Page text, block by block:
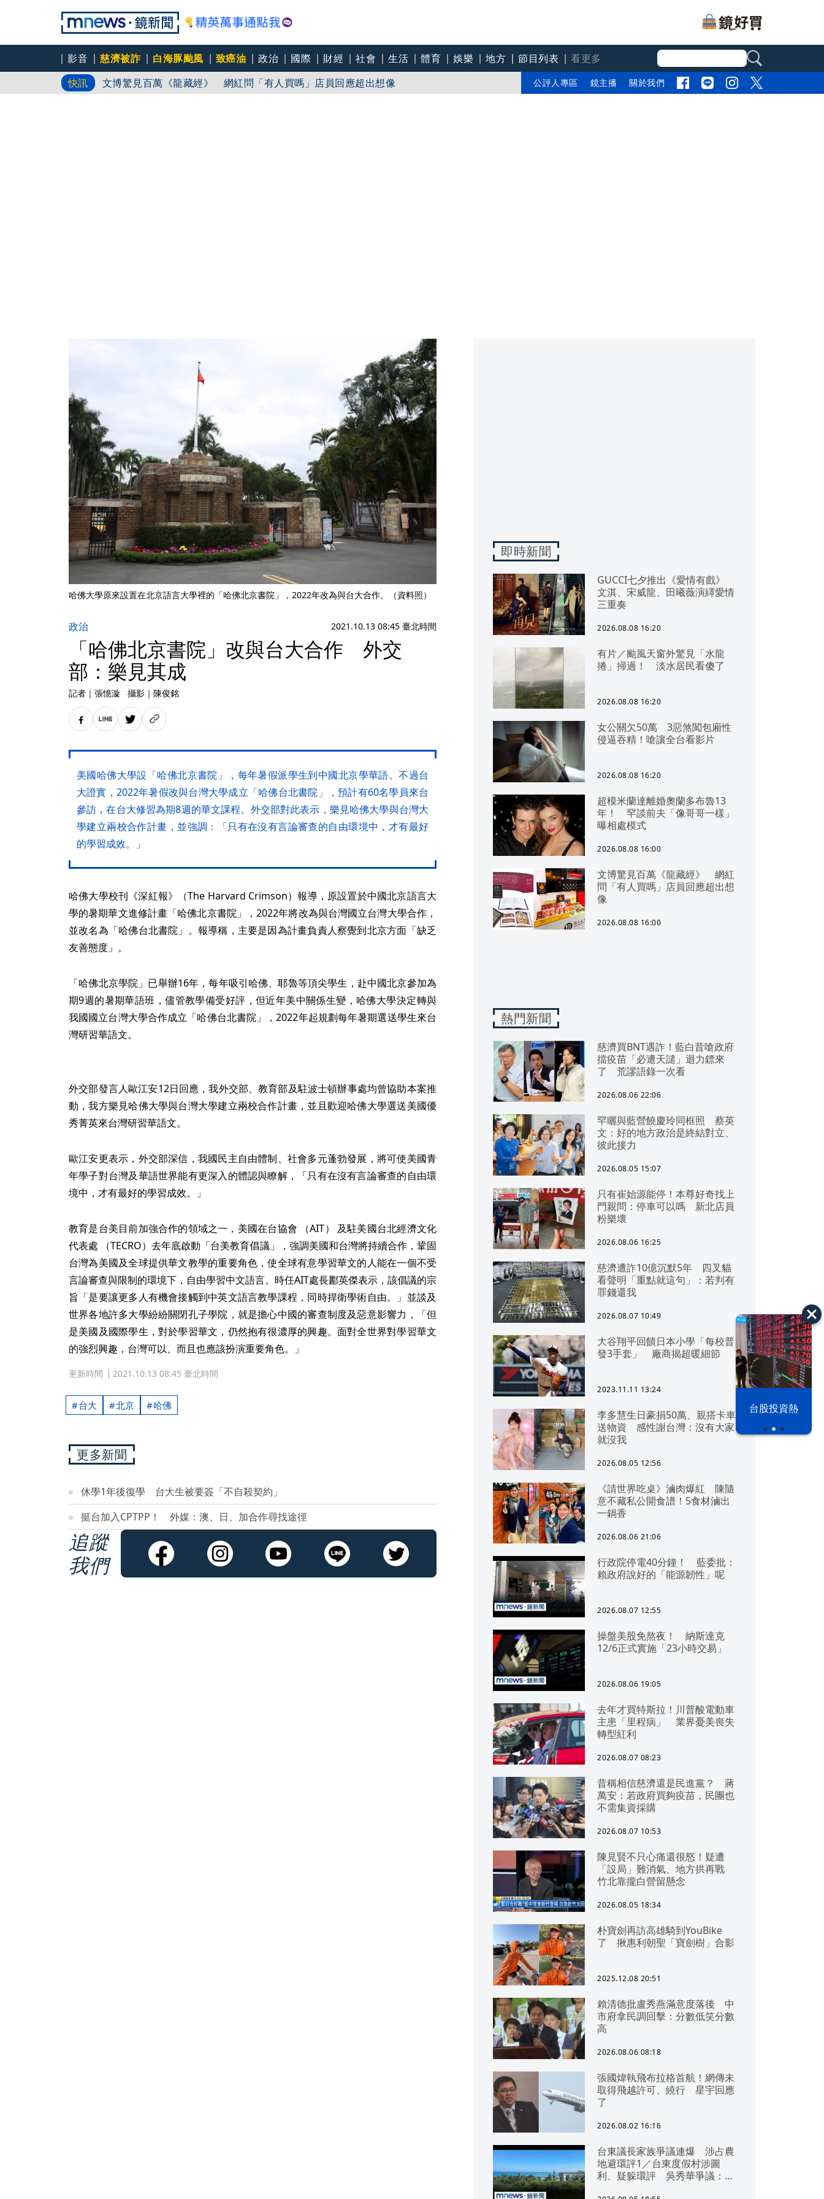
影音 慈濟被詐 白海豚颱風 致癌油 政治 國際 財經 社會 生活 體育 娛樂 地方 節目列表
看更多
快訊
文博驚見百萬《龍藏經》 網紅問「有人買嗎」店員回應超出想像
酒駕加毒駕危險上路 北市大安警一週連破2起「雙駕」
公評人專區 鏡主播 關於我們
漢光42演習 台股投資熱
哈佛大學原來設置在北京語言大學裡的「哈佛北京書院」，2022年改為與台大合作。（資料照）
政治 2021.10.13 08:45 臺北時間
「哈佛北京書院」改與台大合作 外交
部：樂見其成
記者 ｜ 張憶漩 攝影 ｜ 陳俊銘
美國哈佛大學設「哈佛北京書院」，每年暑假派學生到中國北京學華語。不過台
大證實，2022年暑假改與台灣大學成立「哈佛台北書院」，預計有60名學員來台
參訪，在台大修習為期8週的華文課程。外交部對此表示，樂見哈佛大學與台灣大
學建立兩校合作計畫，並強調：「只有在沒有言論審查的自由環境中，才有最好
的學習成效。」
哈佛大學校刊《深紅報》（The Harvard Crimson）報導，原設置於中國北京語言大
學的暑期華文進修計畫「哈佛北京書院」，2022年將改為與台灣國立台灣大學合作，
並改名為「哈佛台北書院」。報導稱，主要是因為計畫負責人察覺到北京方面「缺乏
友善態度」。
「哈佛北京學院」已舉辦16年，每年吸引哈佛、耶魯等頂尖學生，赴中國北京參加為
期9週的暑期華語班，儘管教學備受好評，但近年美中關係生變，哈佛大學決定轉與
我國國立台灣大學合作成立「哈佛台北書院」，2022年起規劃每年暑期選送學生來台
灣研習華語文。
外交部發言人歐江安12日回應，我外交部、教育部及駐波士頓辦事處均曾協助本案推
動，我方樂見哈佛大學與台灣大學建立兩校合作計畫，並且歡迎哈佛大學選送美國優
秀菁英來台灣研習華語文。
歐江安更表示，外交部深信，我國民主自由體制、社會多元蓬勃發展，將可使美國青
年學子對台灣及華語世界能有更深入的體認與瞭解，「只有在沒有言論審查的自由環
境中，才有最好的學習成效。」
教育是台美目前加強合作的領域之一，美國在台協會 （AIT） 及駐美國台北經濟文化
代表處 （TECRO）去年底啟動「台美教育倡議」，強調美國和台灣將持續合作，鞏固
台灣為美國及全球提供華文教學的重要角色，使全球有意學習華文的人能在一個不受
言論審查與限制的環境下，自由學習中文語言。時任AIT處長酈英傑表示，該倡議的宗
旨「是要讓更多人有機會接觸到中英文語言教學課程，同時捍衛學術自由。」並談及
世界各地許多大學紛紛關閉孔子學院，就是擔心中國的審查制度及惡意影響力，「但
是美國及國際學生，對於學習華文，仍然抱有很濃厚的興趣。面對全世界對學習華文
的強烈興趣，台灣可以、而且也應該扮演重要角色。」
更新時間 2021.10.13 08:45 臺北時間
台大 北京 哈佛
更多新聞
休學1年後復學 台大生被要簽「不自殺契約」
挺台加入CPTPP！ 外媒：澳、日、加合作尋找途徑
追蹤
我們
即時新聞
GUCCI七夕推出《愛情有戲》
文淇、宋威龍、田曦薇演繹愛情
三重奏
2026.08.08 16:20
有片／颱風天窗外驚見「水龍
捲」掃過！ 淡水居民看傻了
2026.08.08 16:20
女公關欠50萬 3惡煞闖包廂性
侵逼吞精！嗆讓全台看影片
2026.08.08 16:20
超模米蘭達離婚奧蘭多布魯13
年！ 罕談前夫「像哥哥一樣」
曝相處模式
2026.08.08 16:00
文博驚見百萬《龍藏經》 網紅
問「有人買嗎」店員回應超出想
像
2026.08.08 16:00
熱門新聞
慈濟買BNT遇詐！藍白昔嗆政府
擋疫苗「必遭天譴」迴力鏢來
了 荒謬語錄一次看
2026.08.06 22:06
罕曬與藍營饒慶玲同框照 蔡英
文：好的地方政治是終結對立、
彼此接力
2026.08.05 15:07
只有崔始源能停！本尊好奇找上
門親問：停車可以嗎 新北店員
粉樂壞
2026.08.06 16:25
慈濟遭詐10億沉默5年 四叉貓
看聲明「重點就這句」：若判有
罪錢還我
2026.08.07 10:49
大谷翔平回饋日本小學「每校普
發3手套」 廠商揭超暖細節
2023.11.11 13:24
李多慧生日豪捐50萬、親搭卡車
送物資 感性謝台灣：沒有大家
就沒我
2026.08.05 12:56
《請世界吃桌》滷肉爆紅 陳隨
意不藏私公開食譜！5食材滷出
一鍋香
2026.08.06 21:06
行政院停電40分鐘！ 藍委批：
賴政府說好的「能源韌性」呢
2026.08.07 12:55
操盤美股免熬夜！ 納斯達克
12/6正式實施「23小時交易」
2026.08.06 19:05
去年才買特斯拉！川普酸電動車
主患「里程病」 業界憂美喪失
轉型紅利
2026.08.07 08:23
昔稱相信慈濟還是民進黨？ 蔣
萬安：若政府買夠疫苗，民團也
不需集資採購
2026.08.07 10:53
陳見賢不只心痛還很怒！疑遭
「設局」難消氣、地方拱再戰
竹北靠攏白營留懸念
2026.08.05 18:34
朴寶劍再訪高雄騎到YouBike
了 揪惠利朝聖「寶劍樹」合影
2025.12.08 20:51
賴清德批盧秀燕滿意度落後 中
市府拿民調回擊：分數低笑分數
高
2026.08.06 08:18
張國煒執飛布拉格首航！網傳未
取得飛越許可、繞行 星宇回應
了
2026.08.02 16:16
台東議長家族爭議連爆 涉占農
地避環評1／台東度假村涉圖
利、疑躲環評 吳秀華爭議：概